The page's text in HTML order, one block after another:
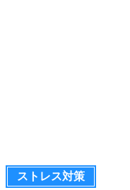
ストレス対策